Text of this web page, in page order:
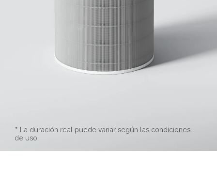
* La duración real puede variar según las condiciones
de uso.